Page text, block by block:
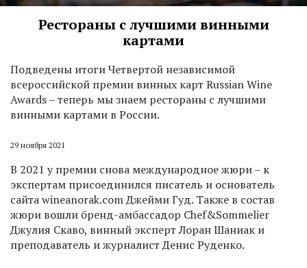
Рестораны с лучшими винными
картами
Подведены итоги Четвертой независимой
всероссийской премии винных карт Russian Wine
Awards – теперь мы знаем рестораны с лучшими
винными картами в России.
29 ноября 2021
В 2021 у премии снова международное жюри – к
экспертам присоединился писатель и основатель
сайта wineanorak.com Джейми Гуд. Также в состав
жюри вошли бренд-амбассадор Chef&Sommelier
Джулия Скаво, винный эксперт Лоран Шаниак и
преподаватель и журналист Денис Руденко.